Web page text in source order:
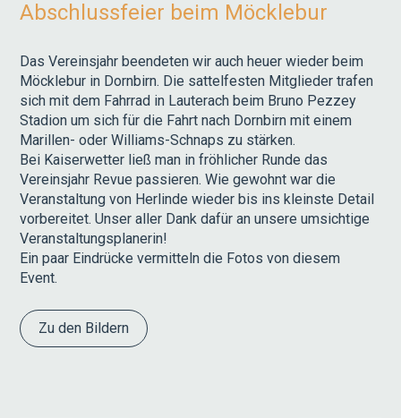
Abschlussfeier beim Möcklebur
Das Vereinsjahr beendeten wir auch heuer wieder beim
Möcklebur in Dornbirn. Die sattelfesten Mitglieder trafen
sich mit dem Fahrrad in Lauterach beim Bruno Pezzey
Stadion um sich für die Fahrt nach Dornbirn mit einem
Marillen- oder Williams-Schnaps zu stärken.
Bei Kaiserwetter ließ man in fröhlicher Runde das
Vereinsjahr Revue passieren. Wie gewohnt war die
Veranstaltung von Herlinde wieder bis ins kleinste Detail
vorbereitet. Unser aller Dank dafür an unsere umsichtige
Veranstaltungsplanerin!
Ein paar Eindrücke vermitteln die Fotos von diesem
Event.
Zu den Bildern